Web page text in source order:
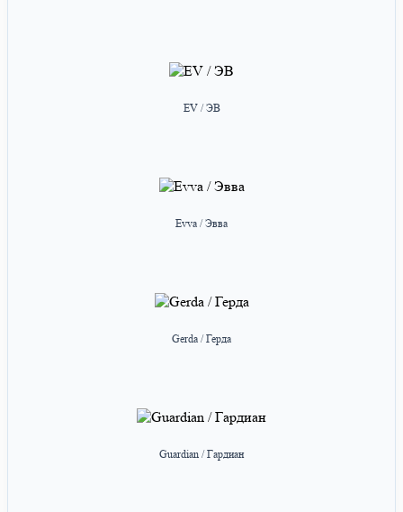
EV / ЭВ
Evva / Эвва
Gerda / Герда
Guardian / Гардиан